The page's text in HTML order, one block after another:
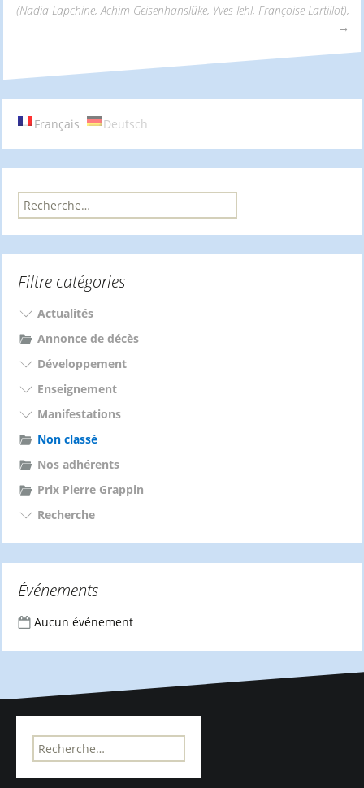
des
articles
(Nadia Lapchine, Achim Geisenhanslüke, Yves Iehl, Françoise Lartillot),
→
Français Deutsch
R
e
r
h
r
Filtre catégories
Actualités
Annonce de décès
Développement
Enseignement
Manifestations
Non classé
Nos adhérents
Prix Pierre Grappin
Recherche
Événements
Aucun événement
R
e
c